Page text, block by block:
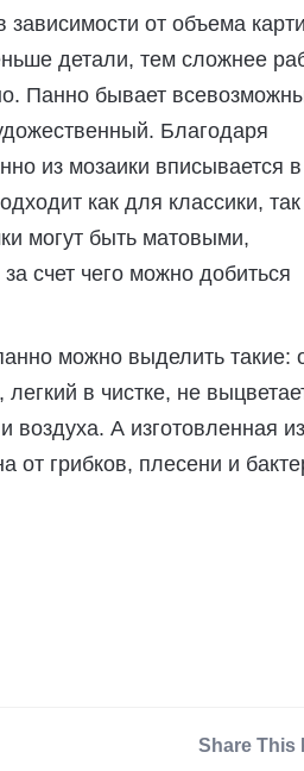
зависимости от объема
детали, тем сложнее
Панно бывает
Благодаря
из мозаики вписывается в
как для классики, так
могут быть матовыми,
счет чего можно добиться
можно выделить такие:
в чистке, не
воздуха. А изготовленная из
грибков, плесени и
Share This